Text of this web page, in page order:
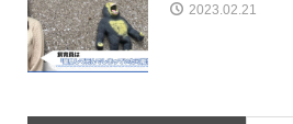
2023.02.21